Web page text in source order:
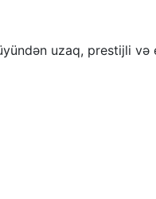
uzaq, prestijli